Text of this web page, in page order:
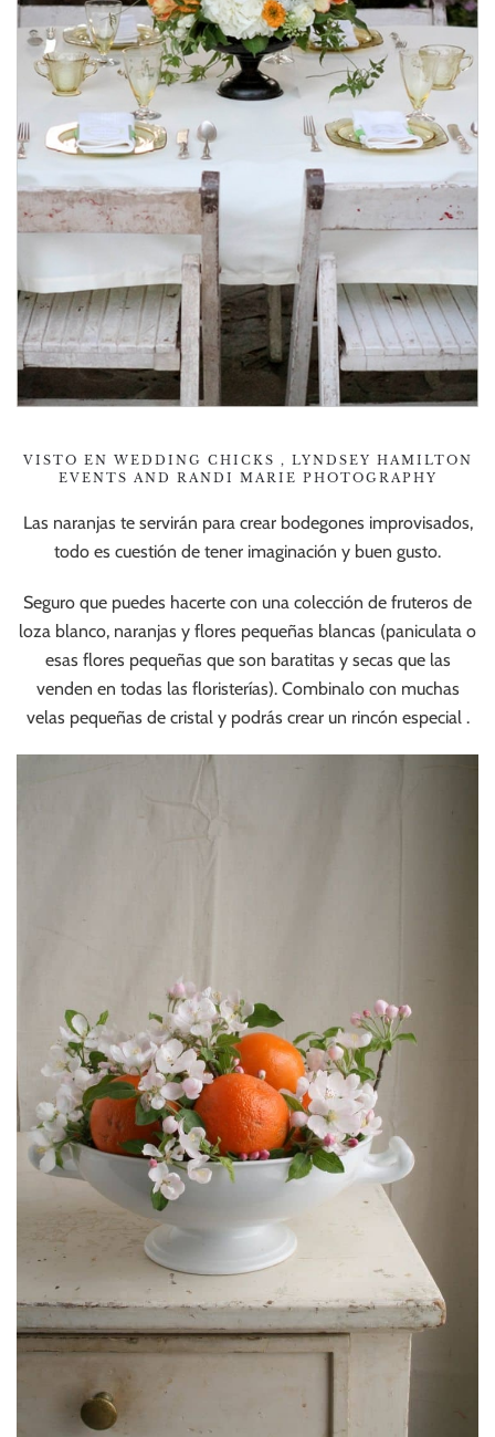
VISTO EN WEDDING CHICKS , LYNDSEY HAMILTON
EVENTS AND RANDI MARIE PHOTOGRAPHY
Las naranjas te servirán para crear bodegones improvisados,
todo es cuestión de tener imaginación y buen gusto.
Seguro que puedes hacerte con una colección de fruteros de
loza blanco, naranjas y flores pequeñas blancas (paniculata o
esas flores pequeñas que son baratitas y secas que las
venden en todas las floristerías). Combinalo con muchas
velas pequeñas de cristal y podrás crear un rincón especial .